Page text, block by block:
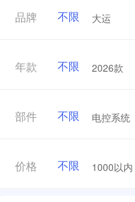
品牌 不限 大运
年款 不限 2026款
部件 不限 电控系统
价格 不限 1000以内